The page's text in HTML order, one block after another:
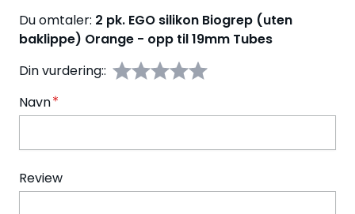
Du omtaler: 2 pk. EGO silikon Biogrep (uten
baklippe) Orange - opp til 19mm Tubes
Din vurdering::
Navn
Review